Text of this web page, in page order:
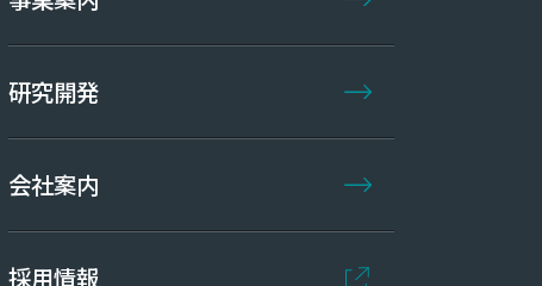
研究開発
会社案内
採用情報